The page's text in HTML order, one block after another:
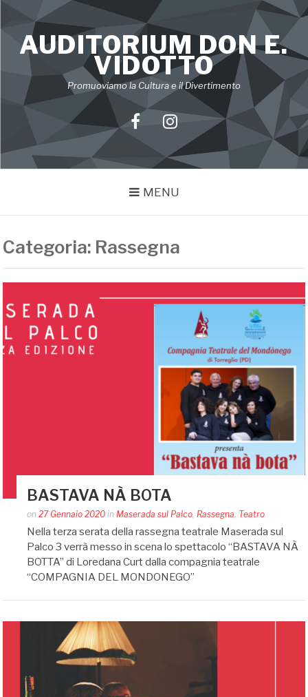
contentAUDITORIUM DON E.
VIDOTTO
Promuoviamo la Cultura e il Divertimento
FacebookInstagram
MENU
Categoria: Rassegna
BASTAVA NÀ BOTA
Posted
by
Silvia
Bin
on27 Gennaio 2020 in Maserada sul Palco Rassegna Teatro
Nella terza serata della rassegna teatrale Maserada sul
Palco 3 verrà messo in scena lo spettacolo “BASTAVA NÀ
BOTTA” di Loredana Curt dalla compagnia teatrale
“COMPAGNIA DEL MONDONEGO”